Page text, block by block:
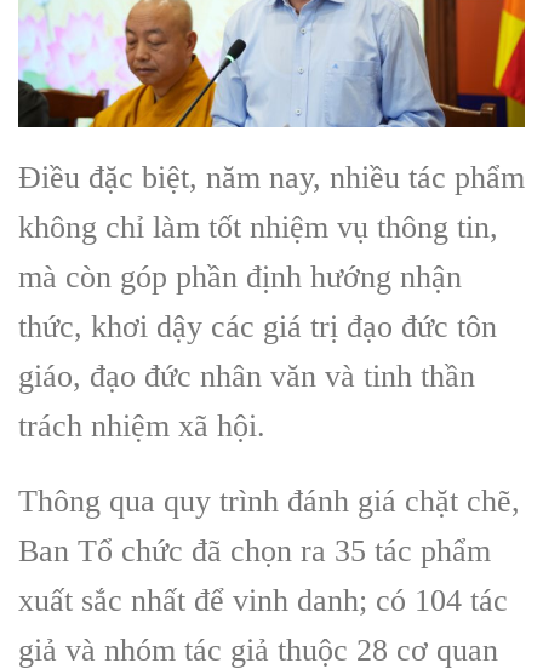
Điều đặc biệt, năm nay, nhiều tác phẩm
không chỉ làm tốt nhiệm vụ thông tin,
mà còn góp phần định hướng nhận
thức, khơi dậy các giá trị đạo đức tôn
giáo, đạo đức nhân văn và tinh thần
trách nhiệm xã hội.
Thông qua quy trình đánh giá chặt chẽ,
Ban Tổ chức đã chọn ra 35 tác phẩm
xuất sắc nhất để vinh danh; có 104 tác
giả và nhóm tác giả thuộc 28 cơ quan